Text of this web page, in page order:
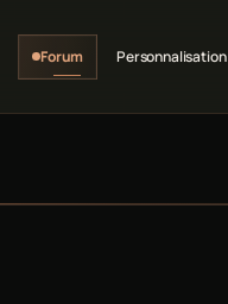
Forum Personnalisation